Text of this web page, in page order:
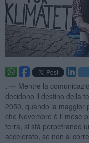
. — Mentre la
decidono il destino della
2050, quando la maggior
che Novembre è il mese
terra, si stà perpetrando
accelerato, se non si